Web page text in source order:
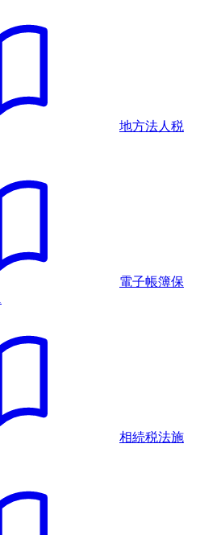
地方法人税
電子帳簿保
相続税法施